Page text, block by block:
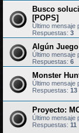
Busco
[POPS]
Último mensaje
Respuestas: 3
Algún
Último mensaje
Respuestas: 6
Monster
Último mensaje
Respuestas: 13
Proyecto:
Último mensaje
Respuestas: 11